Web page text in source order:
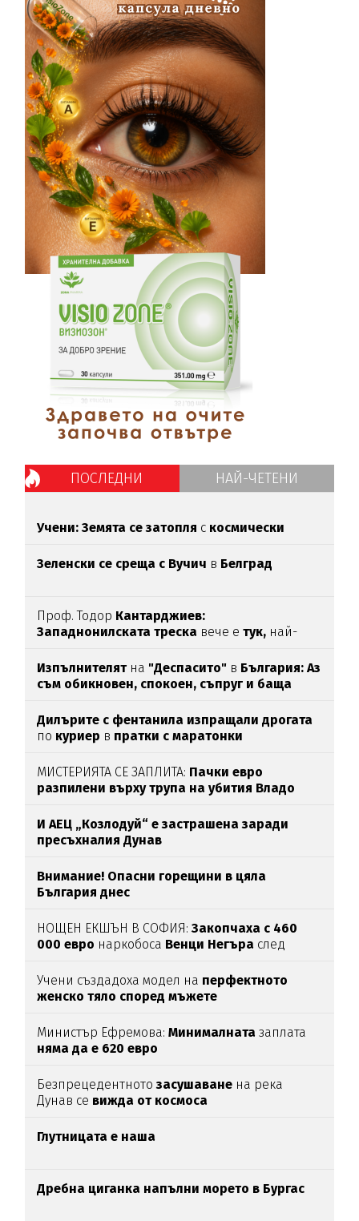
ПОСЛЕДНИ НАЙ-ЧЕТЕНИ
Учени: Земята се затопля с космически
Зеленски се среща с Вучич в Белград
Проф. Тодор Кантарджиев:
Западнонилската треска вече етук, най-
Изпълнителятна "Деспасито" в България: Аз
съм обикновен, спокоен, съпруг и баща
Дилърите с фентанила изпращали дрогата
по куриер в пратки с маратонки
МИСТЕРИЯТА СЕ ЗАПЛИТА: Пачки евро
разпилени върху трупа на убития Владо
И АЕЦ „Козлодуй“ е застрашена заради
пресъхналия Дунав
Внимание! Опасни горещини в цяла
България днес
НОЩЕН ЕКШЪН В СОФИЯ:Закопчаха с 460
000 евро наркобоса Венци Негъра след
Учени създадоха модел на перфектното
женско тяло според мъжете
Министър Ефремова:Минималната заплата
няма да е 620 евро
Безпрецедентнотозасушаване на река
Дунав се вижда от космоса
Глутницата е наша
Дребна циганка напълни морето в Бургас